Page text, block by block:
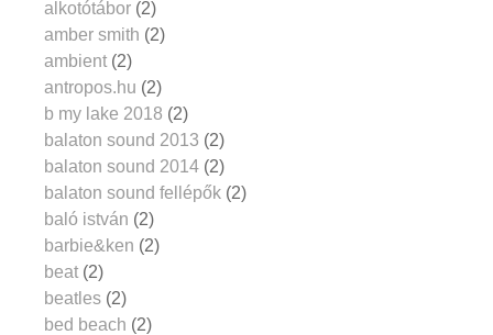
alkotótábor (2)
amber smith (2)
ambient (2)
antropos.hu (2)
b my lake 2018 (2)
balaton sound 2013 (2)
balaton sound 2014 (2)
balaton sound fellépők (2)
baló istván (2)
barbie&ken (2)
beat (2)
beatles (2)
bed beach (2)